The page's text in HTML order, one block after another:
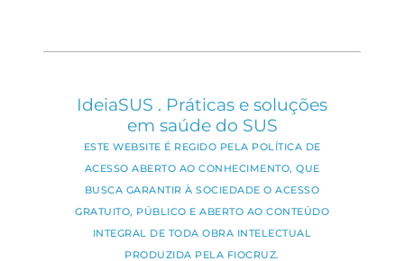
IdeiaSUS . Práticas e soluções
em saúde do SUS
ESTE WEBSITE É REGIDO PELA POLÍTICA DE
ACESSO ABERTO AO CONHECIMENTO, QUE
BUSCA GARANTIR À SOCIEDADE O ACESSO
GRATUITO, PÚBLICO E ABERTO AO CONTEÚDO
INTEGRAL DE TODA OBRA INTELECTUAL
PRODUZIDA PELA FIOCRUZ.